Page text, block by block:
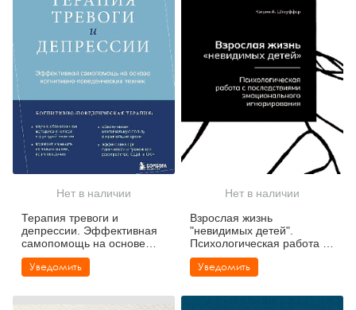
Нет в наличии
Терапия тревоги и
депрессии. Эффективная
самопомощь на основе
когнитивно-поведенческих
техник. Воркбук
Уведомить
Нет в наличии
Взрослая жизнь
"невидимых детей".
Психологическая работа с
последствиями
эмоционального
Уведомить